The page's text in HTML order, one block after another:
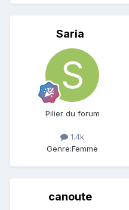
Saria
Pilier du forum
1.4k
Genre:Femme
canoute